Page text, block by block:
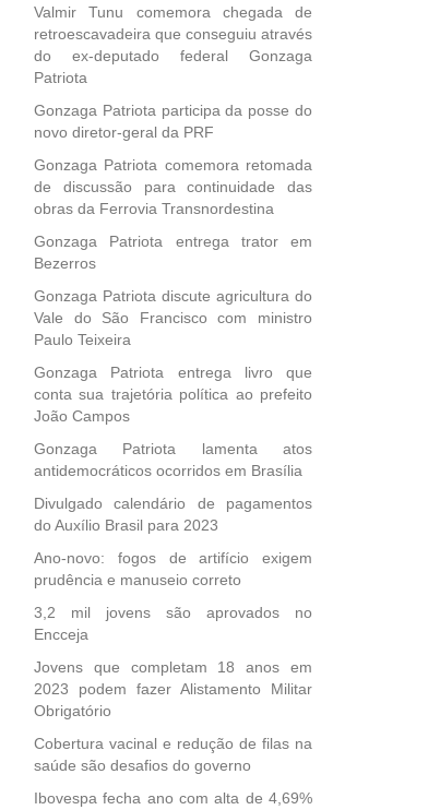
Valmir Tunu comemora chegada de
retroescavadeira que conseguiu através
do ex-deputado federal Gonzaga
Patriota
Gonzaga Patriota participa da posse do
novo diretor-geral da PRF
Gonzaga Patriota comemora retomada
de discussão para continuidade das
obras da Ferrovia Transnordestina
Gonzaga Patriota entrega trator em
Bezerros
Gonzaga Patriota discute agricultura do
Vale do São Francisco com ministro
Paulo Teixeira
Gonzaga Patriota entrega livro que
conta sua trajetória política ao prefeito
João Campos
Gonzaga Patriota lamenta atos
antidemocráticos ocorridos em Brasília
Divulgado calendário de pagamentos
do Auxílio Brasil para 2023
Ano-novo: fogos de artifício exigem
prudência e manuseio correto
3,2 mil jovens são aprovados no
Encceja
Jovens que completam 18 anos em
2023 podem fazer Alistamento Militar
Obrigatório
Cobertura vacinal e redução de filas na
saúde são desafios do governo
Ibovespa fecha ano com alta de 4,69%